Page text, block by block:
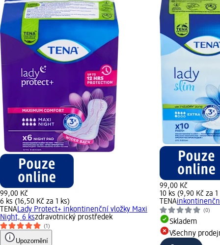
99,00 Kč
6 ks (16,50 Kč za 1 ks)
TENALady Protect+ inkontinenční vložky Maxi
Night, 6 kszdravotnický prostředek
(1)
Upozornění
99,00 Kč
10 ks (9,90 Kč za 1
TENA
(0)
Skladem
Všechny